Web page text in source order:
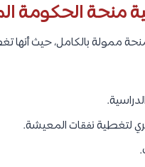
منحة الحكومة
ممولة بالكامل، حيث أنها
لتغطية نفقات المعيشة.